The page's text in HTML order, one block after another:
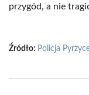
przygód, a nie
Źródło: Policja